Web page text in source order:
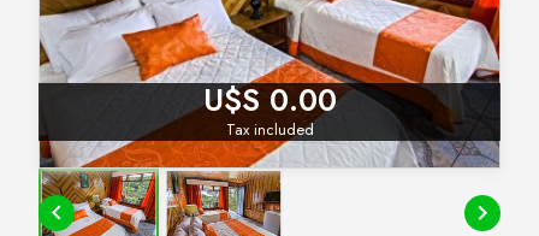
U$S 0.00
Tax included
 